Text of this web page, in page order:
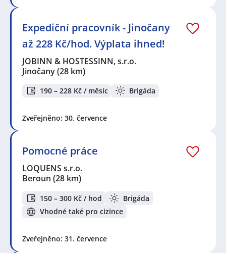
Expediční pracovník - Jinočany
až 228 Kč/hod. Výplata ihned!
JOBINN & HOSTESSINN, s.r.o.
Jinočany(28 km)
190 – 228 Kč / měsíc Brigáda
Zveřejněno: 30. července
Pomocné práce
LOQUENS s.r.o.
Beroun (28 km)
150 – 300 Kč / hod
Brigáda
Vhodné také pro cizince
Zveřejněno: 31. července